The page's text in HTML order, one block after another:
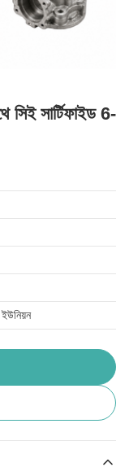
সিই সার্টিফাইড 6-
ইউনিয়ন